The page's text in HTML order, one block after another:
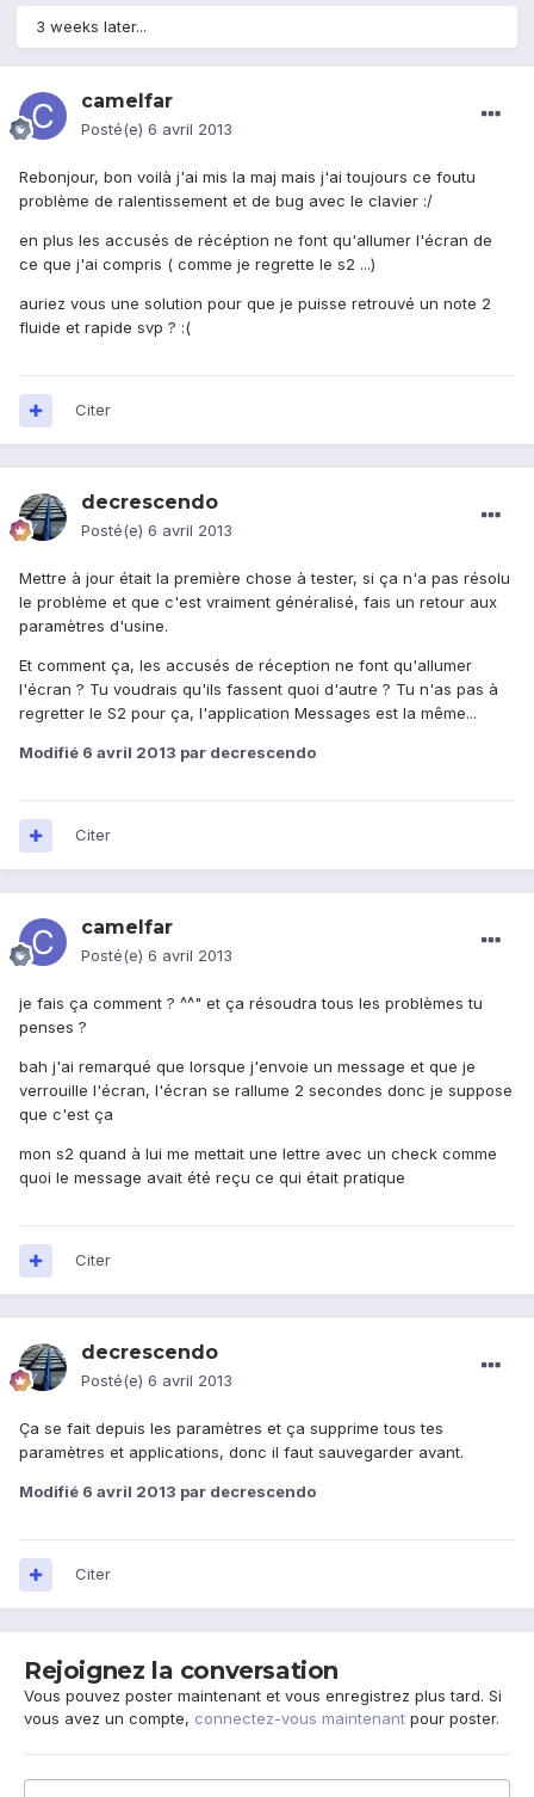
3 weeks later...
camelfar
Posté(e) 6 avril 2013
Rebonjour, bon voilà j'ai mis la maj mais j'ai toujours ce foutu
problème de ralentissement et de bug avec le clavier :/
en plus les accusés de récéption ne font qu'allumer l'écran de
ce que j'ai compris ( comme je regrette le s2 ...)
auriez vous une solution pour que je puisse retrouvé un note 2
fluide et rapide svp ? :(
Citer
decrescendo
Posté(e) 6 avril 2013
Mettre à jour était la première chose à tester, si ça n'a pas résolu
le problème et que c'est vraiment généralisé, fais un retour aux
paramètres d'usine.
Et comment ça, les accusés de réception ne font qu'allumer
l'écran ? Tu voudrais qu'ils fassent quoi d'autre ? Tu n'as pas à
regretter le S2 pour ça, l'application Messages est la même...
Modifié 6 avril 2013 par decrescendo
Citer
camelfar
Posté(e) 6 avril 2013
je fais ça comment ? ^^" et ça résoudra tous les problèmes tu
penses ?
bah j'ai remarqué que lorsque j'envoie un message et que je
verrouille l'écran, l'écran se rallume 2 secondes donc je suppose
que c'est ça
mon s2 quand à lui me mettait une lettre avec un check comme
quoi le message avait été reçu ce qui était pratique
Citer
decrescendo
Posté(e) 6 avril 2013
Ça se fait depuis les paramètres et ça supprime tous tes
paramètres et applications, donc il faut sauvegarder avant.
Modifié 6 avril 2013 par decrescendo
Citer
Rejoignez la conversation
Vous pouvez poster maintenant et vous enregistrez plus tard. Si
vous avez un compte, connectez-vous maintenant pour poster.